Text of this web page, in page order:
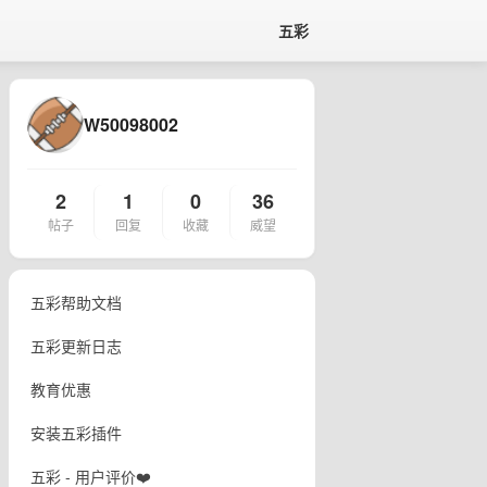
五彩
W50098002
2
帖子
1
回复
0
收藏
36
威望
五彩帮助文档
五彩更新日志
教育优惠
安装五彩插件
五彩 - 用户评价❤️